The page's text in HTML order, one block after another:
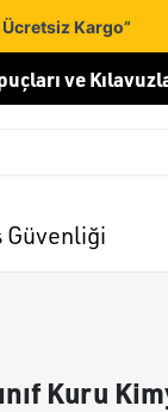
Kargo”
ve
Güvenliği
Kuru